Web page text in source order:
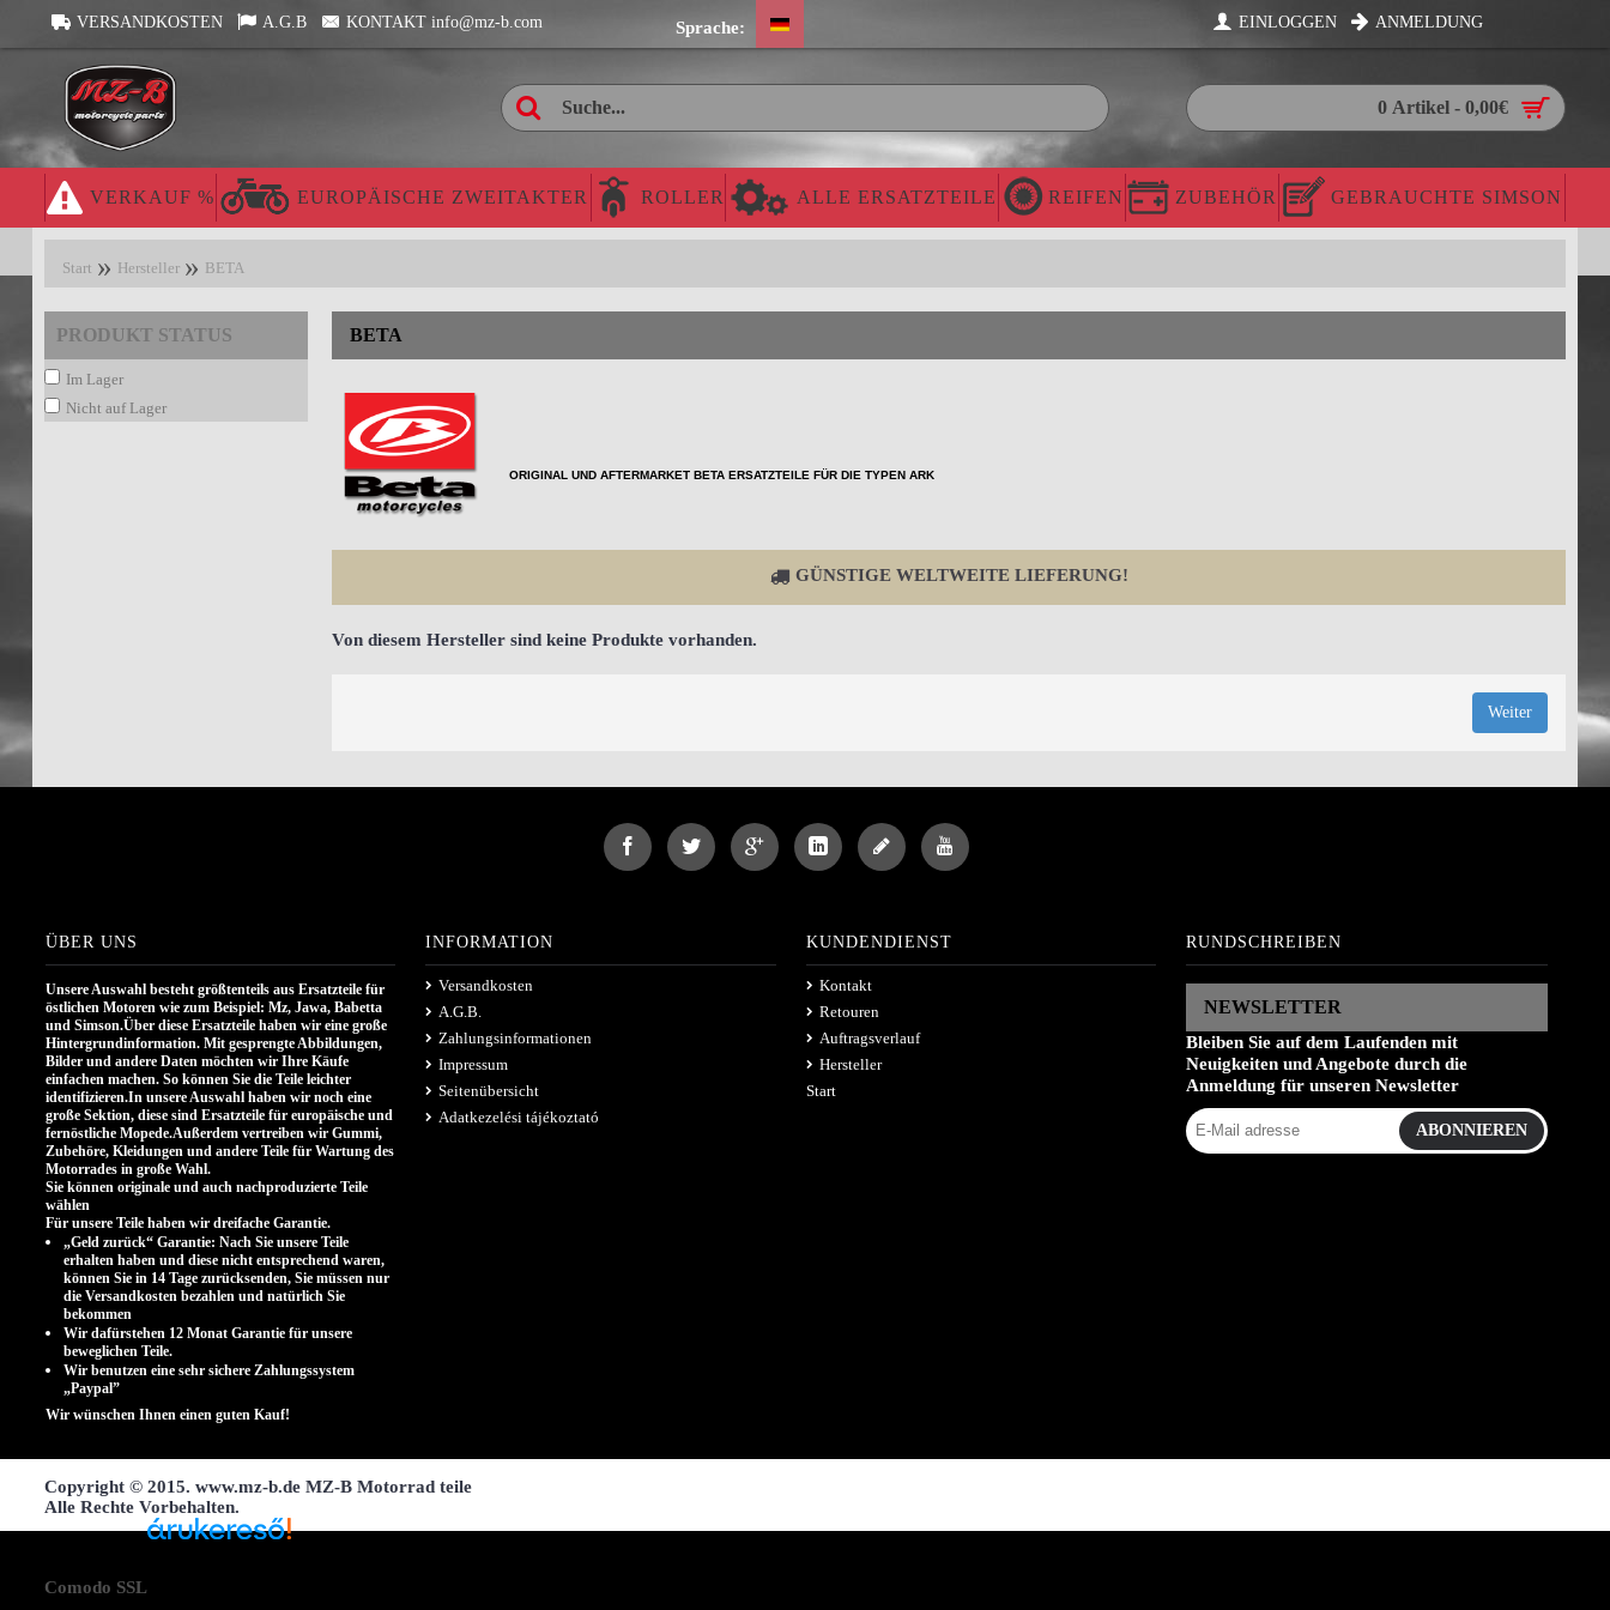
VERSANDKOSTEN A.G.B KONTAKT info@mz-b.com Sprache: EINLOGGEN ANMELDUNG
0 Artikel - 0,00€
VERKAUF % EUROPÄISCHE ZWEITAKTER ROLLER ALLE ERSATZTEILE REIFEN ZUBEHÖR GEBRAUCHTE SIMSON
Start Hersteller BETA
PRODUKT STATUS
Im Lager
Nicht auf Lager
BETA
ORIGINAL UND AFTERMARKET BETA ERSATZTEILE FÜR DIE TYPEN ARK
GÜNSTIGE WELTWEITE LIEFERUNG!
Von diesem Hersteller sind keine Produkte vorhanden.
Weiter
ÜBER UNS
Unsere Auswahl besteht größtenteils aus Ersatzteile für
östlichen Motoren wie zum Beispiel: Mz, Jawa, Babetta
und Simson.Über diese Ersatzteile haben wir eine große
Hintergrundinformation. Mit gesprengte Abbildungen,
Bilder und andere Daten möchten wir Ihre Käufe
einfachen machen. So können Sie die Teile leichter
identifizieren.In unsere Auswahl haben wir noch eine
große Sektion, diese sind Ersatzteile für europäische und
fernöstliche Mopede.Außerdem vertreiben wir Gummi,
Zubehöre, Kleidungen und andere Teile für Wartung des
Motorrades in große Wahl.
Sie können originale und auch nachproduzierte Teile
wählen
Für unsere Teile haben wir dreifache Garantie.
„Geld zurück“ Garantie: Nach Sie unsere Teile
erhalten haben und diese nicht entsprechend waren,
können Sie in 14 Tage zurücksenden, Sie müssen nur
die Versandkosten bezahlen und natürlich Sie
bekommen
Wir dafürstehen 12 Monat Garantie für unsere
beweglichen Teile.
Wir benutzen eine sehr sichere Zahlungssystem
„Paypal”
Wir wünschen Ihnen einen guten Kauf!
INFORMATION
Versandkosten
A.G.B.
Zahlungsinformationen
Impressum
Seitenübersicht
Adatkezelési tájékoztató
KUNDENDIENST
Kontakt
Retouren
Auftragsverlauf
Hersteller
Start
RUNDSCHREIBEN
NEWSLETTER
Bleiben Sie auf dem Laufenden mit
Neuigkeiten und Angebote durch die
Anmeldung für unseren Newsletter
ABONNIEREN
Copyright © 2015. www.mz-b.de MZ-B Motorrad teile
Alle Rechte Vorbehalten.
Comodo SSL